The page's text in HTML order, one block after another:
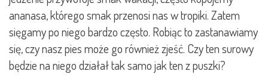
ananasa, którego smak przenosi nas w tropiki. Zatem
sięgamy po niego bardzo często. Robiąc to zastanawiamy
się, czy nasz pies może go również zjeść. Czy ten surowy
będzie na niego działał tak samo jak ten z puszki?